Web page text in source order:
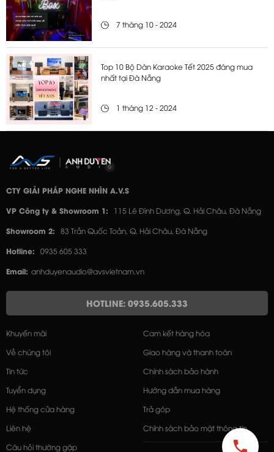
7 tháng 10 - 2024
Top 10 Bộ Dàn Karaoke Tết 2025 đáng mua
nhất tại Đà Nẵng
1 tháng 12 - 2024
CTY GIẢI PHÁP NGHE NHÌN A.V.S
VP Công ty & Showroom 1: 115 Lê Đình Dương, Q. Hải Châu, Đà Nẵng
Showroom 2: 83 Trần Quốc Toản, Q. Hải Châu, Đà Nẵng
Hotline: 0935 605 333
Email: anhduyenaudio@avsvietnam.vn
HOTLINE: 0935.605.333
Khuyến mãi
Về chúng tôi
Tin tức
Tuyển dụng
Hệ thống cửa hàng
Liên hệ
Câu hỏi thường gặp
Cam kết hàng hóa
Giao hàng và thanh toán
Chính sách bảo hành
Hướng dẫn mua hàng
Trả góp
Chính sách bảo mật thông tin